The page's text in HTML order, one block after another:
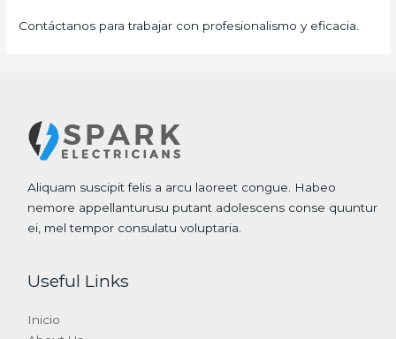
Contáctanos para trabajar con profesionalismo y eficacia.
Aliquam suscipit felis a arcu laoreet congue. Habeo
nemore appellanturusu putant adolescens conse quuntur
ei, mel tempor consulatu voluptaria.
Useful Links
Inicio